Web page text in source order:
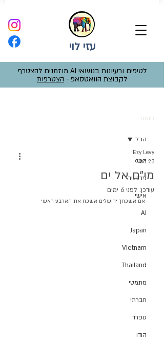
עזי לוי
לטיפים ורעיונות בנושאי AI מוזמנים להצטרף
לקבוצת הוואטסאפ - הצטרפות
פוסט
הכל
פדגוגיה
אישי
AI
Japan
VIetnam
Thailand
מתמטי
חברתי
ספרד
הודו
הכל
מי"ם אל ים
Ezy Levy
23 במאי
עודכן: לפני 6 ימים
אם אשכחך ירושלים אשכח את הארבע ראשי